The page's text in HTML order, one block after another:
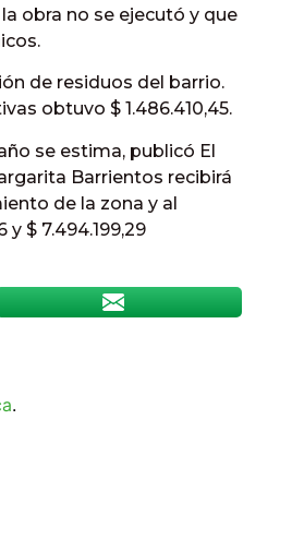
obra no se ejecutó y que
de residuos del barrio.
obtuvo $ 1.486.410,45.
se estima, publicó El
Barrientos recibirá
de la zona y al
$ 7.494.199,29
.